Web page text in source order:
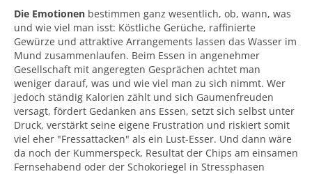
Die Emotionen bestimmen ganz wesentlich, ob, wann, was
und wie viel man isst: Köstliche Gerüche, raffinierte
Gewürze und attraktive Arrangements lassen das Wasser im
Mund zusammenlaufen. Beim Essen in angenehmer
Gesellschaft mit angeregten Gesprächen achtet man
weniger darauf, was und wie viel man zu sich nimmt. Wer
jedoch ständig Kalorien zählt und sich Gaumenfreuden
versagt, fördert Gedanken ans Essen, setzt sich selbst unter
Druck, verstärkt seine eigene Frustration und riskiert somit
viel eher "Fressattacken" als ein Lust-Esser. Und dann wäre
da noch der Kummerspeck, Resultat der Chips am einsamen
Fernsehabend oder der Schokoriegel in Stressphasen